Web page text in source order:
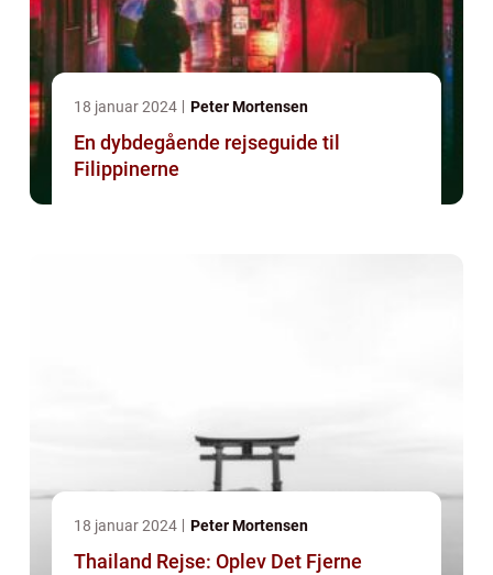
18 januar 2024 Peter Mortensen
En dybdegående rejseguide til
Filippinerne
18 januar 2024 Peter Mortensen
Thailand Rejse: Oplev Det Fjerne